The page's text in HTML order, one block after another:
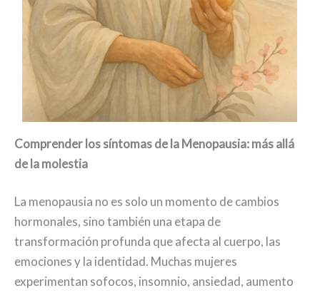
Comprender los síntomas de la Menopausia: más allá
de la molestia
La menopausia no es solo un momento de cambios
hormonales, sino también una etapa de
transformación profunda que afecta al cuerpo, las
emociones y la identidad. Muchas mujeres
experimentan sofocos, insomnio, ansiedad, aumento